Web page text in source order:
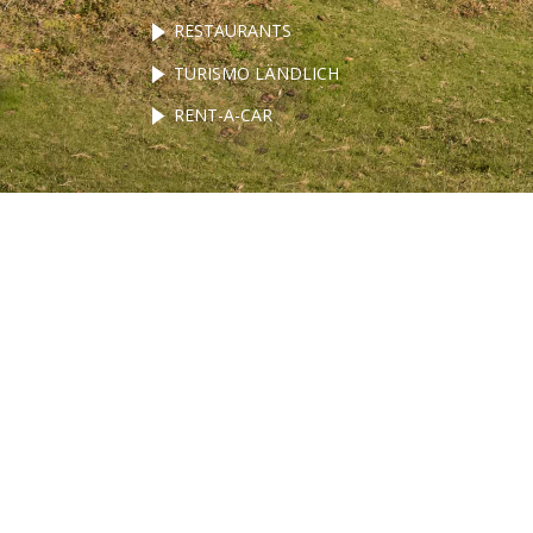
RESTAURANTS
TURISMO LÄNDLICH
RENT-A-CAR